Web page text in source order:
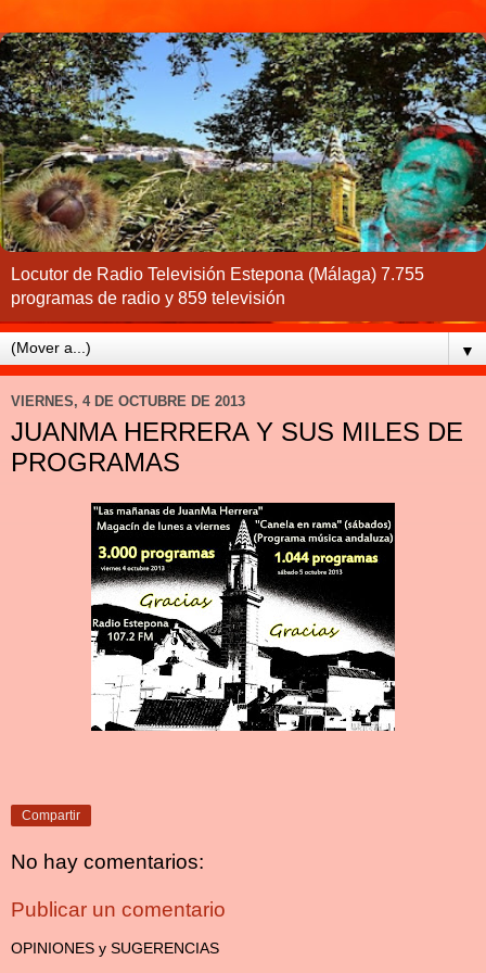
Locutor de Radio Televisión Estepona (Málaga) 7.755
programas de radio y 859 televisión
▼
VIERNES, 4 DE OCTUBRE DE 2013
JUANMA HERRERA Y SUS MILES DE
PROGRAMAS
Compartir
No hay comentarios:
Publicar un comentario
OPINIONES y SUGERENCIAS